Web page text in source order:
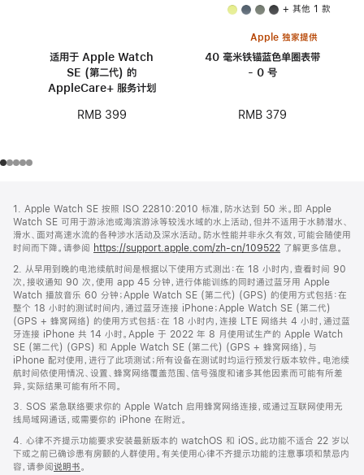
适用于 Apple Watch
SE (第二代) 的
AppleCare+ 服务计划
RMB 399
+ 其他 1 款
Apple 独家提供
40 毫米铁锚蓝色单圈表带
- 0 号
RMB 379
页
页
脚
注
1. Apple Watch SE 按照 ISO 22810:2010 标准，防水达到 50 米。即 Apple
Watch SE 可用于游泳池或海滨游泳等较浅水域的水上活动，但并不适用于水肺潜水、
滑水、面对高速水流的各种涉水活动及深水活动。防水性能并非永久有效，可能会随使用
时间而下降。请参阅 https://support.apple.com/zh-cn/109522 了解更多信息。
2. 从早用到晚的电池续航时间是根据以下使用方式测出：在 18 小时内，查看时间 90
次，接收通知 90 次，使用 app 45 分钟，进行体能训练的同时通过蓝牙用 Apple
Watch 播放音乐 60 分钟；Apple Watch SE (第二代) (GPS) 的使用方式包括：在
整个 18 小时的测试时间内，通过蓝牙连接 iPhone；Apple Watch SE (第二代)
(GPS + 蜂窝网络) 的使用方式包括：在 18 小时内，连接 LTE 网络共 4 小时，通过蓝
牙连接 iPhone 共 14 小时。Apple 于 2022 年 8 月使用试生产的 Apple Watch
SE (第二代) (GPS) 和 Apple Watch SE (第二代) (GPS + 蜂窝网络)，与
iPhone 配对使用，进行了此项测试；所有设备在测试时均运行预发行版本软件。电池续
航时间依使用情况、设置、蜂窝网络覆盖范围、信号强度和诸多其他因素而可能有所差
异，实际结果可能有所不同。
3. SOS 紧急联络要求你的 Apple Watch 启用蜂窝网络连接，或通过互联网使用无
线局域网通话，或需要你的 iPhone 在附近。
4. 心律不齐提示功能要求安装最新版本的 watchOS 和 iOS。此功能不适合 22 岁以
下或之前已确诊患有房颤的人群使用。有关使用心律不齐提示功能的注意事项和禁忌内
容，请参阅说明书。